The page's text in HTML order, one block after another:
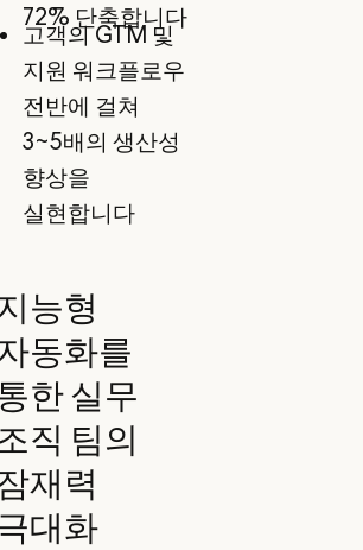
72% 단축합니다
고객의 GTM 및
지원 워크플로우
전반에 걸쳐
3~5배의 생산성
향상을
실현합니다
능형
동화를
한 실무
직 팀의
재력
대화